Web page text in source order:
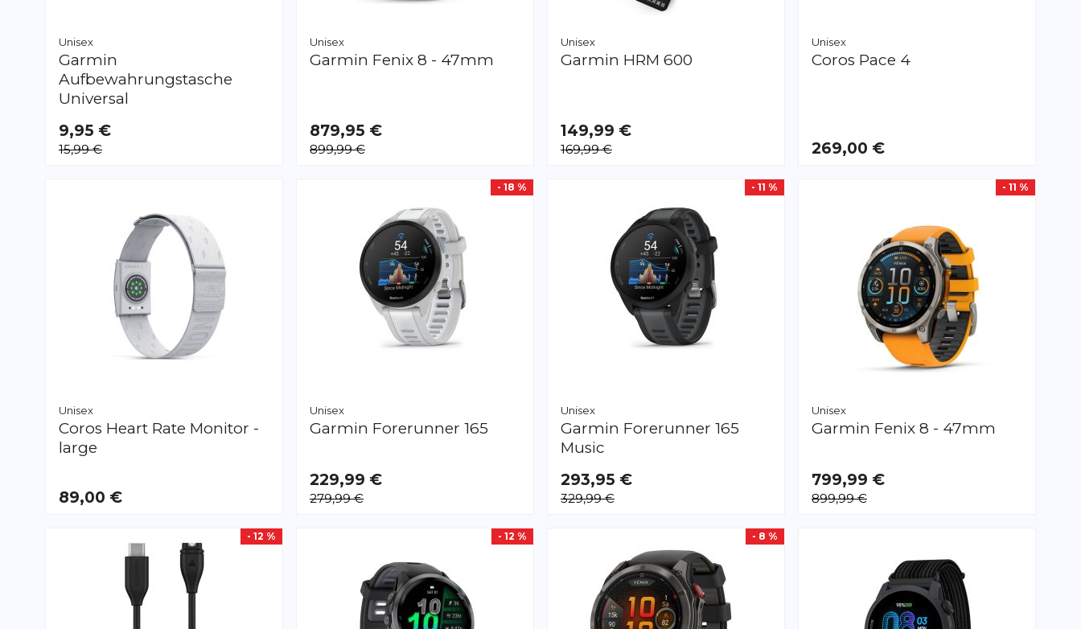
Unisex
Garmin
Aufbewahrungstasche
Universal
9,95 €
15,99 €
Unisex
Garmin Fenix 8 - 47mm
879,95 €
899,99 €
Unisex
Garmin HRM 600
VERFÜGBAR
SL
149,99 €
169,99 €
Unisex
Coros Pace 4
269,00 €
Unisex
Coros Heart Rate Monitor -
large
89,00 €
- 18 %
Unisex
Garmin Forerunner 165
229,99 €
279,99 €
- 11 %
Unisex
Garmin Forerunner 165
Music
293,95 €
329,99 €
- 11 %
Unisex
Garmin Fenix 8 - 47mm
799,99 €
899,99 €
- 12 % - 12 % - 8 %